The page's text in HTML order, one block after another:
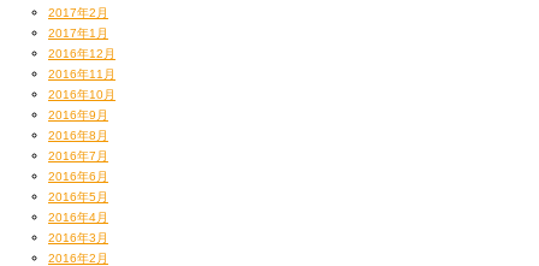
2017年2月
2017年1月
2016年12月
2016年11月
2016年10月
2016年9月
2016年8月
2016年7月
2016年6月
2016年5月
2016年4月
2016年3月
2016年2月